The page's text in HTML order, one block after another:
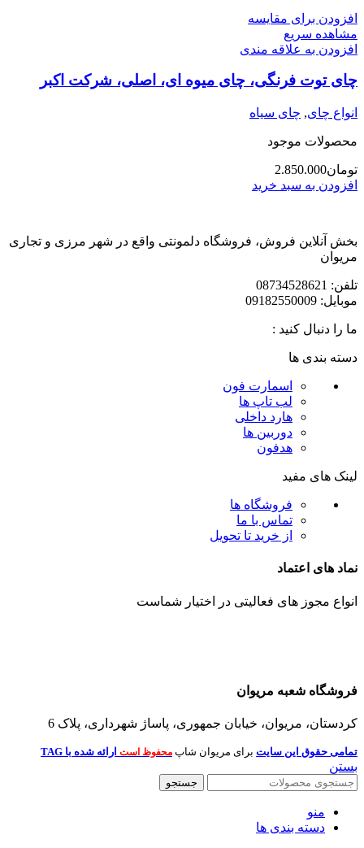
افزودن برای مقایسه
مشاهده سریع
افزودن به علاقه مندی
چای توت فرنگی، چای میوه ای، اصلی، شرکت اکبر
انواع چای, چای سیاه
محصولات موجود
تومان2.850.000
افزودن به سبد خرید
بخش آنلاین فروش، فروشگاه دلمونتی واقع در شهر مرزی و تجاری
مریوان
تلفن: 08734528621
موبایل: 09182550009
ما را دنبال کنید :
دسته بندی ها
اسمارت فون
لب تاپ ها
هارد داخلی
دوربین ها
هدفون
لینک های مفید
فروشگاه ها
تماس با ما
از خرید تا تحویل
نماد های اعتماد
انواع مجوز های فعالیتی در اختیار شماست
فروشگاه شعبه مریوان
کردستان، مریوان، خیابان جمهوری، پاساژ شهرداری، پلاک 6
تمامی حقوق این سایت برای مریوان شاپ محفوظ است ارائه شده با TAG
بستن
جستجو
منو
دسته بندی ها